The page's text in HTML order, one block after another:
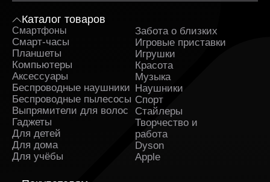
Каталог товаров
Смартфоны
Смарт-часы
Планшеты
Компьютеры
Аксессуары
Беспроводные наушники
Беспроводные пылесосы
Выпрямители для волос
Гаджеты
Для детей
Для дома
Для учёбы
Забота о близких
Игровые приставки
Игрушки
Красота
Музыка
Наушники
Спорт
Стайлеры
Творчество и
работа
Dyson
Apple